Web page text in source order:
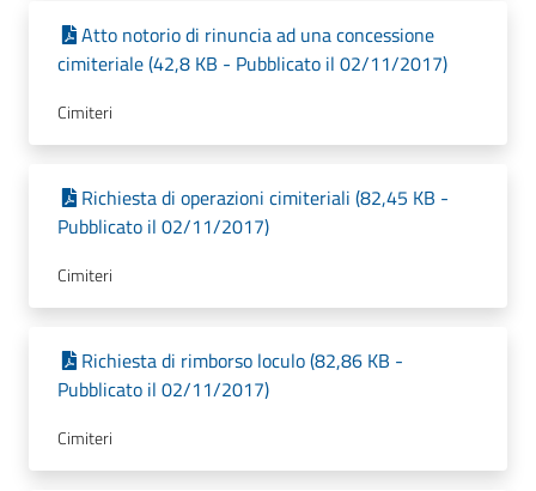
Atto notorio di rinuncia ad una concessione
cimiteriale (42,8 KB - Pubblicato il 02/11/2017)
Cimiteri
Richiesta di operazioni cimiteriali (82,45 KB -
Pubblicato il 02/11/2017)
Cimiteri
Richiesta di rimborso loculo (82,86 KB -
Pubblicato il 02/11/2017)
Cimiteri